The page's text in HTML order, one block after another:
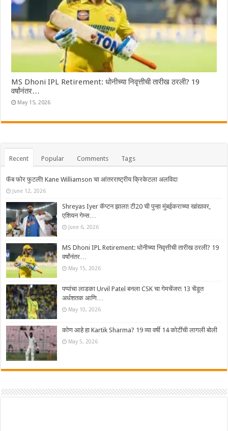
MS Dhoni IPL Retirement: धोनीच्या निवृत्तीची तारीख ठरली? 19
वर्षांनंतर…
May 15, 2026
Recent Popular Comments Tags
फॅब फोर फुटली! Kane Williamson चा आंतरराष्ट्रीय क्रिकेटला अलविदा
June 12, 2026
Shreyas Iyer कॅप्टन झाला! टी20 ची पुन्हा मुंबईकराच्या खांद्यावर,
एशियन गेम्स…
June 6, 2026
MS Dhoni IPL Retirement: धोनीच्या निवृत्तीची तारीख ठरली? 19
वर्षांनंतर…
May 15, 2026
पप्पांचा लाडका Urvil Patel बनला CSK चा गेमचेंजर! 13 चेंडूत
अर्धशतक आणि…
May 10, 2026
कोण आहे हा Kartik Sharma? 19 व्या वर्षी 14 कोटींची लागली बोली
May 5, 2026